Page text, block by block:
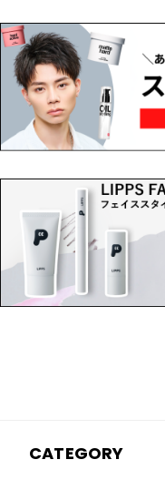
CATEGORY